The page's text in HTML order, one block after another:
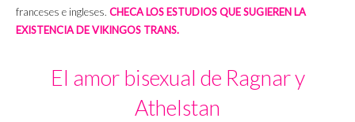
franceses e ingleses. CHECA LOS ESTUDIOS QUE SUGIEREN LA
EXISTENCIA DE VIKINGOS TRANS.
El amor bisexual de Ragnar y
Athelstan